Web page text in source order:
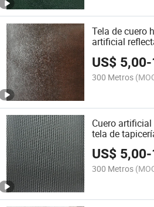
Tela de cuero
artificial
US$ 5,00-
300 Metros
Cuero
tela de
cuero para sofá
US$ 5,00-
300 Metros